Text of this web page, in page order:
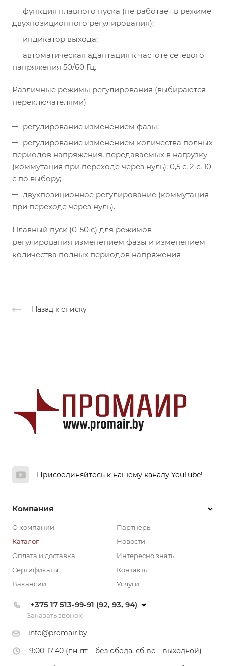
функция плавного пуска (не работает в режиме
двухпозиционного регулирования);
индикатор выхода;
автоматическая адаптация к частоте сетевого
напряжения 50/60 Гц.
Различные режимы регулирования (выбираются
переключателями)
регулирование изменением фазы;
регулирование изменением количества полных
периодов напряжения, передаваемых в нагрузку
(коммутация при переходе через нуль): 0,5 с, 2 с, 10
с по выбору;
двухпозиционное регулирование (коммутация
при переходе через нуль).
Плавный пуск (0-50 с) для режимов
регулирования изменением фазы и изменением
количества полных периодов напряжения
Назад к списку
Присоединяйтесь к нашему каналу YouTube!
Компания
О компании
Каталог
Оплата и доставка
Сертификаты
Вакансии
Партнеры
Новости
Интересно знать
Контакты
Услуги
+375 17 513-99-91 (92, 93, 94)
Заказать звонок
info@promair.by
9:00-17:40 (пн-пт – без обеда, сб-вс – выходной)